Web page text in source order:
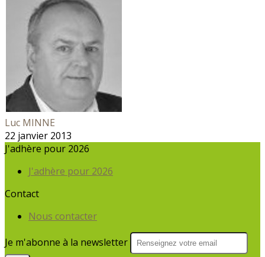
Luc MINNE
22 janvier 2013
J'adhère pour 2026
J'adhère pour 2026
Contact
Nous contacter
Je m'abonne à la newsletter